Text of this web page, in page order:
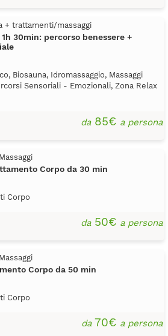
+ trattamenti/massaggi
30min: percorso benessere +
Biosauna, Idromassaggio, Massaggi
Sensoriali - Emozionali, Zona Relax
da85€ a persona
Corpo da 30 min
Corpo
da50€ a persona
Corpo da 50 min
Corpo
da70€ a persona